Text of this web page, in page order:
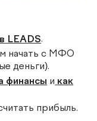
LEADS.
начать с МФО
деньги).
финансы и как
прибыль.